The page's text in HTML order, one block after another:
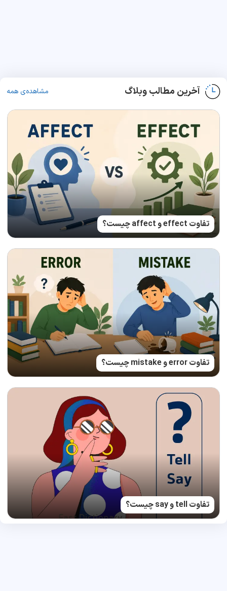
آخرین مطالب وبلاگ مشاهده‌ی همه
تفاوت effect و affect چیست؟
تفاوت error و mistake چیست؟
تفاوت tell و say چیست؟